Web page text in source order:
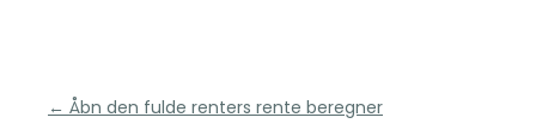
← Åbn den fulde renters rente beregner